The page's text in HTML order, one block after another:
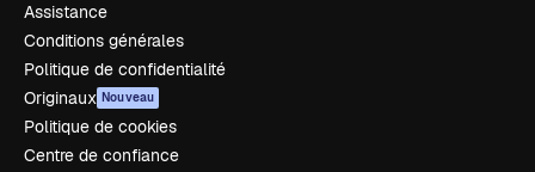
Assistance
Conditions générales
Politique de confidentialité
Originaux Nouveau
Politique de cookies
Centre de confiance